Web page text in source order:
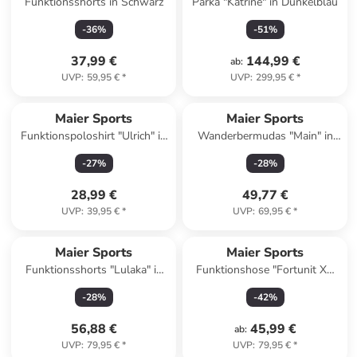
-36%
37,99 €
UVP: 59,95 €*
-51%
ab: 144,99 €
UVP: 299,95 €*
Maier Sports
Funktionspoloshirt "Ulrich" in
Schwarz
-27%
28,99 €
UVP: 39,95 €*
Maier Sports
Wanderbermudas "Main" in
Blau
-28%
49,77 €
UVP: 69,95 €*
Maier Sports
Funktionsshorts "Lulaka" in
Anthrazit/ Dunkelblau
-28%
56,88 €
UVP: 79,95 €*
Maier Sports
Funktionshose "Fortunit XR
2.0" in Dunkelblau
-42%
ab: 45,99 €
UVP: 79,95 €*